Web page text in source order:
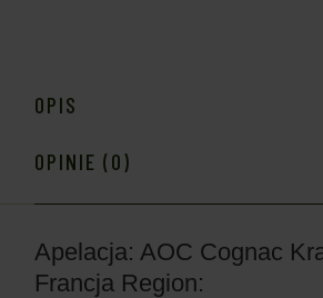
OPIS
OPINIE (0)
Apelacja: AOC Cognac
Francja Region: